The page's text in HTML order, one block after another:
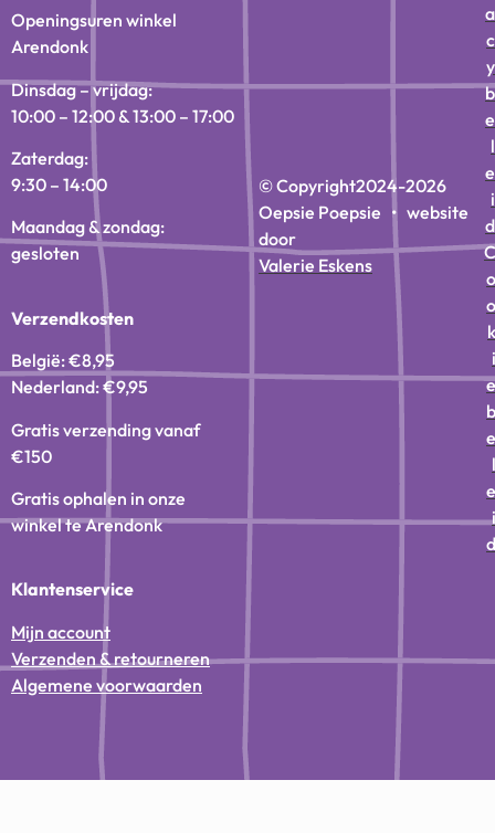
Openingsuren winkel
Arendonk
Dinsdag – vrijdag:
10:00 – 12:00 & 13:00 – 17:00
Zaterdag:
9:30 – 14:00
Maandag & zondag:
gesloten
Verzendkosten
België: €8,95
Nederland: €9,95
Gratis verzending vanaf
€150
Gratis ophalen in onze
winkel te Arendonk
Klantenservice
Mijn account
Verzenden & retourneren
Algemene voorwaarden
© Copyright2024-2026
Oepsie Poepsie • website
door
Valerie Eskens
a
c
y
b
e
l
e
i
d
C
o
o
k
i
e
b
e
l
e
i
d